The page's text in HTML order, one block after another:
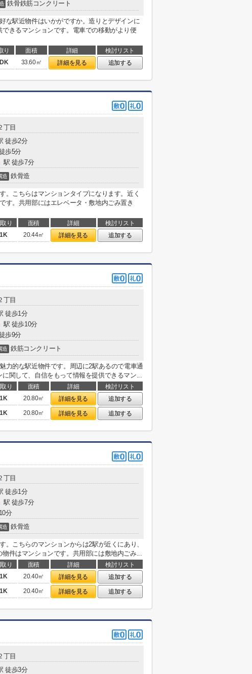
鉄骨鉄筋コンクリート
な駅近物件はいかがですか。造りとデザインに
きるマンションです。電車での移動がより便
り 面積 詳細
検討リスト
33.60㎡ 詳細を見る 追加する
丁目
徒歩2分
歩5分
駅 徒歩7分
造 鉄骨造
。こちらはマンションタイプになります。近く
す。共用部にはエレベータ・敷地内ごみ置き
り 面積 詳細
検討リスト
1K 20.44㎡ 詳細を見る 追加する
丁目
徒歩1分
駅 徒歩10分
歩9分
造 鉄筋コンクリート
力的な駅近物件です。周辺に2駅あるので電車通
関して、自信をもって情報を提供できるマン...
り 面積 詳細
検討リスト
1K 20.80㎡ 詳細を見る
追加する
1K 20.80㎡ 詳細を見る 追加する
丁目
徒歩1分
駅 徒歩7分
分
造 鉄骨造
。こちらのマンションからは2駅が近くにあり、
件はマンションです。共用部には敷地内ごみ...
り 面積 詳細
検討リスト
1K 20.40㎡ 詳細を見る
追加する
1K 20.40㎡ 詳細を見る 追加する
丁目
徒歩3分